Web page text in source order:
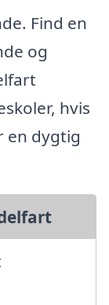
Find en
og
hvis
en dygtig